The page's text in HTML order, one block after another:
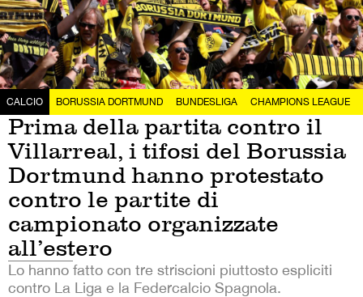
CALCIO BORUSSIA DORTMUND BUNDESLIGA CHAMPIONS LEAGUE
Prima della partita contro il
Villarreal, i tifosi del Borussia
Dortmund hanno protestato
contro le partite di
campionato organizzate
all’estero
Lo hanno fatto con tre striscioni piuttosto espliciti
contro La Liga e la Federcalcio Spagnola.